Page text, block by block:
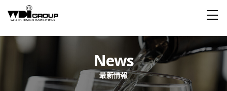
About WDI
News
最新情報